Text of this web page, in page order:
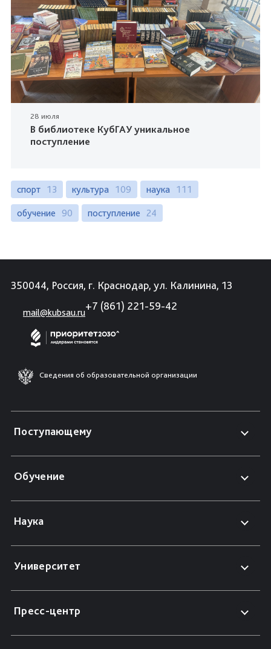
28 июля
В библиотеке КубГАУ уникальное
поступление
спорт 13 культура 109 наука 111
обучение 90 поступление 24
350044, Россия, г. Краснодар, ул. Калинина, 13
mail@kubsau.ru
+7 (861) 221-59-42
Сведения об образовательной организации
Поступающему
Обучение
Наука
Университет
Пресс-центр